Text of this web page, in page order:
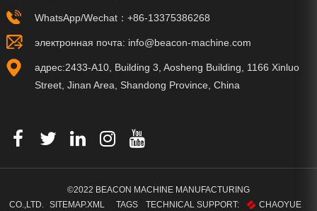
WhatsApp/Wechat： +86-13375386268
электронная почта: info@beacon-machine.com
адрес:2433-A10, Building 3, Aosheng Building, 1166 Xinluo
Street, Jinan Area, Shandong Province, China
©2022 BEACON MACHINE MANUFACTURING
CO.,LTD.
SITEMAP.XML TAGS TECHNICAL SUPPORT: CHAOYUE